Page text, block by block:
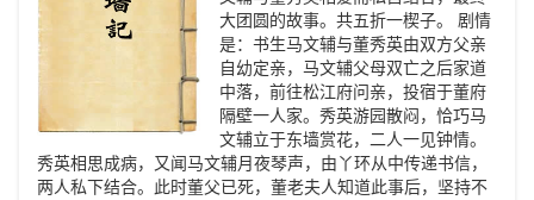
大团圆的故事。共五折一楔子。 剧情
是：书生马文辅与董秀英由双方父亲
自幼定亲，马文辅父母双亡之后家道
中落，前往松江府问亲，投宿于董府
隔壁一人家。秀英游园散闷，恰巧马
文辅立于东墙赏花，二人一见钟情。
秀英相思成病，又闻马文辅月夜琴声，由丫环从中传递书信，
两人私下结合。此时董父已死，董老夫人知道此事后，坚持不